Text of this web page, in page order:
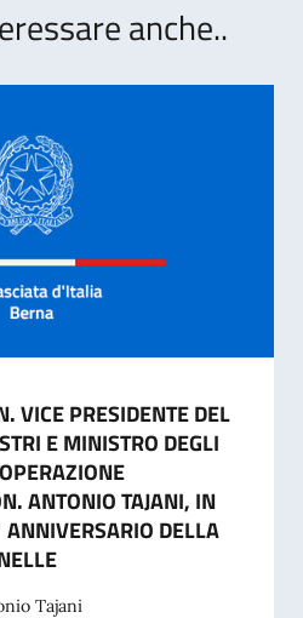
anche..
VICE PRESIDENTE DEL
E MINISTRO DEGLI
ANTONIO TAJANI, IN
DELLA
Tajani